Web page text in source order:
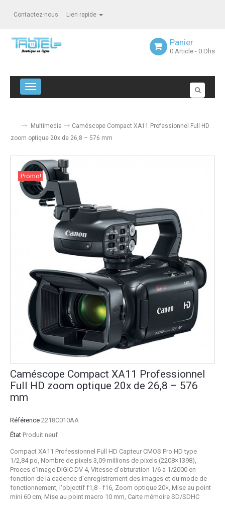
Contactez-nous Lien rapide
Panier
0 Article - 0 Dhs
Navigation bascule
Multimedia
Caméscope Compact XA11 Professionnel Full HD
zoom optique 20x de 26,8 – 576 mm
Promo!
Caméscope Compact XA11 Professionnel
Full HD zoom optique 20x de 26,8 – 576
mm
Référence 2218C010AA
État Produit neuf
Compact XA11 Professionnel Full HD Capteur CMOS Pro HD type
1/2,84 po, Nombre de pixels 3,09 millions de pixels (2208×1398),
Proces d'image DIGIC DV 4, Vitesse d'obturation 1/6 à 1/2000 en
fonction de la cadence d'enregistrement des images et du mode de
fonctionnement, l'objectif f1,8 - f16, Zoom optique 20×, Mise au point
mini 60 cm, Mise au point macro 10 mm, Carte mémoire SD/SDHC